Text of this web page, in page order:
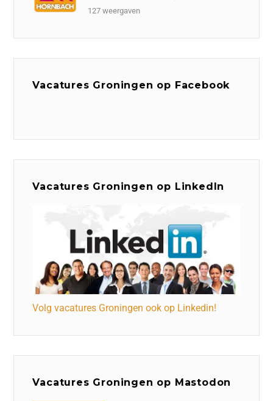
127 weergaven
Vacatures Groningen op Facebook
Vacatures Groningen op LinkedIn
Volg vacatures Groningen ook op Linkedin!
Vacatures Groningen op Mastodon